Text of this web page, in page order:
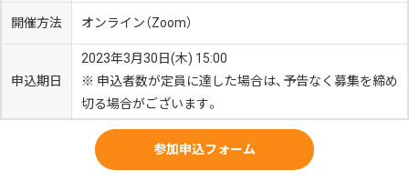
開催方法 オンライン（Zoom）
申込期日
2023年3月30日(木) 15:00
※ 申込者数が定員に達した場合は、予告なく募集を締め
切る場合がございます。
参加申込フォーム